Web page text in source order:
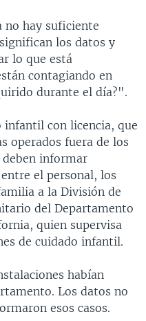
no hay suficiente
los datos y
lo que está
contagiando en
durante el día?".
infantil con licencia, que
operados fuera de los
deben informar
el personal, los
a la División de
del Departamento
quien supervisa
de cuidado infantil.
habían
Los datos no
esos casos.